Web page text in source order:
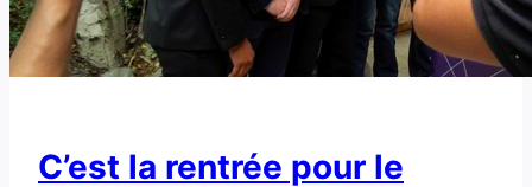
C’est la rentrée pour le